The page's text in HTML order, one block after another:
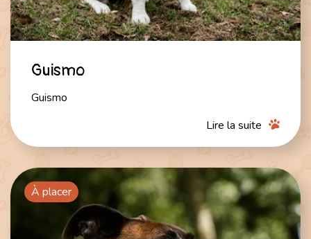
Guismo
Guismo
Lire la suite
À placer